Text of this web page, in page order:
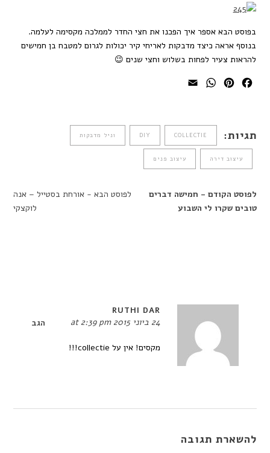
בפוסט הבא אספר איך הפכנו את חצי החדר לממלכה מקסימה לעלמה.
בנוסף אראה כיצד מדבקות לאריחי קיר יכולות לגרום למטבח בן חמישים
להראות צעיר לפחות בשלוש וחצי שנים 😉
Facebook
Pinterest
WhatsApp
תגיות: COLLECTIE
DIY וניל מדבקות
עיצוב דירה עיצוב פנים
לפוסט הקודם - חמישה דברים
טובים שקרו לי השבוע
לפוסט הבא - אורחת בסטייל – אנה
לוקצקי
RUTHI DAR
24 ביוני 2015 at 2:39 pm הגב
מקסים! אין על collectie!!!
להשארת תגובה